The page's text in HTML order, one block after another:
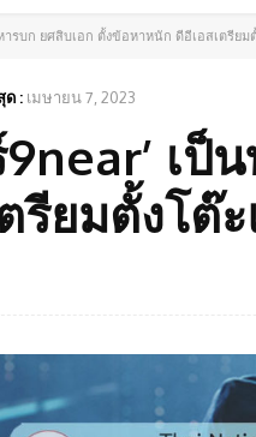
ารบก ยศสิบเอก ตั้งข้อหาหนัก ดีอีเอสเตรียม
ด : เมษายน 7, 2023
9near’ เ
รียมตั้งโต๊